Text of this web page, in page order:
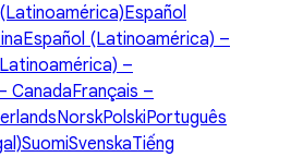
Español
Español (Latinoamérica) –
–
CanadaFrançais –
NorskPolskiPortuguês
SuomiSvenskaTiếng